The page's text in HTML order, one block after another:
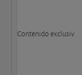
Contenido exclusivo